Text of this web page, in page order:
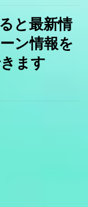
と最新情
ン情報を
ます